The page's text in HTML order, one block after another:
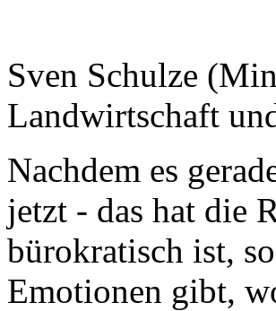
Sven Schulze
Landwirtschaft
Nachdem es
jetzt - das hat die
bürokratisch ist,
Emotionen gibt,